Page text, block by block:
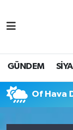
GÜNDEM
Of Hava
SİYASET
Yalova
Yalova